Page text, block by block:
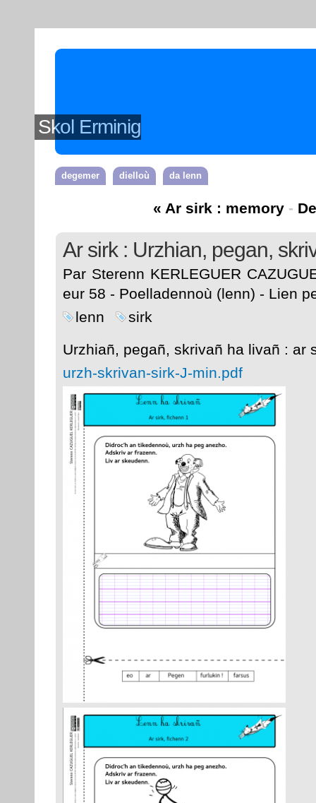
Skol Erminig
degemer dielloù da lenn
« Ar sirk : memory -
Ar sirk : Urzhian, pegan,
Par Sterenn KERLEGUER
eur 58 - Poelladennoù (lenn) - Lien
lenn
sirk
Urzhiañ, pegañ, skrivañ ha livañ : ar
urzh-skrivan-sirk-J-min.pdf